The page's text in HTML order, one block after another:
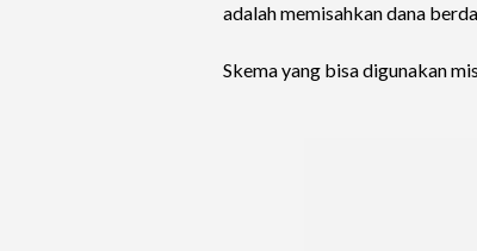
adalah memisahkan dana
Skema yang bisa digunakan